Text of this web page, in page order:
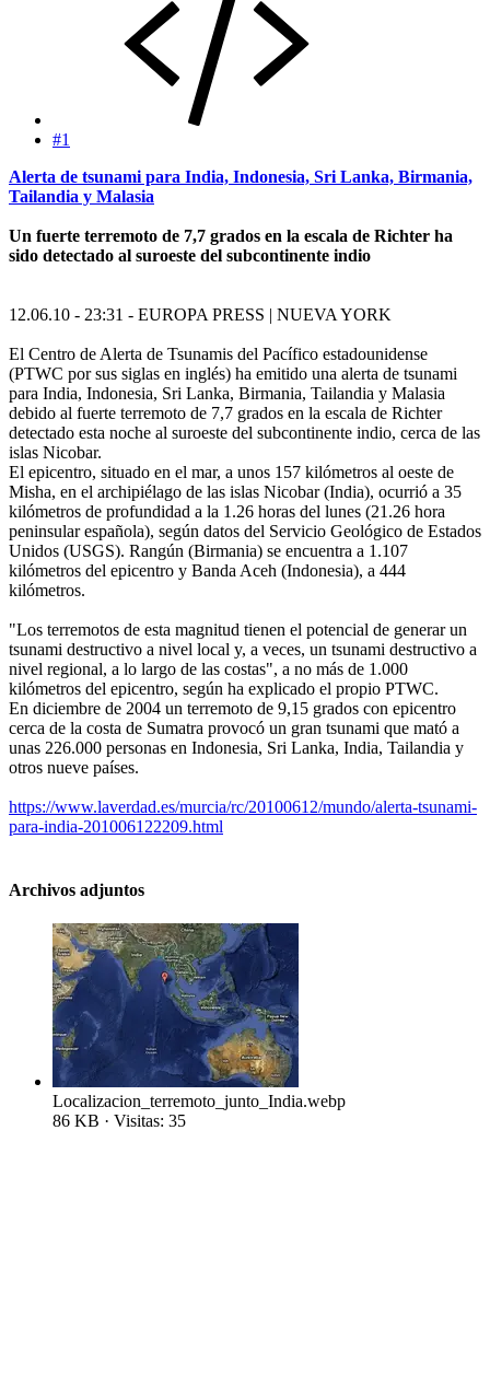
#1
Alerta de tsunami para India, Indonesia, Sri Lanka, Birmania,
Tailandia y Malasia
Un fuerte terremoto de 7,7 grados en la escala de Richter ha
sido detectado al suroeste del subcontinente indio
12.06.10 - 23:31 - EUROPA PRESS | NUEVA YORK
El Centro de Alerta de Tsunamis del Pacífico estadounidense
(PTWC por sus siglas en inglés) ha emitido una alerta de tsunami
para India, Indonesia, Sri Lanka, Birmania, Tailandia y Malasia
debido al fuerte terremoto de 7,7 grados en la escala de Richter
detectado esta noche al suroeste del subcontinente indio, cerca de las
islas Nicobar.
El epicentro, situado en el mar, a unos 157 kilómetros al oeste de
Misha, en el archipiélago de las islas Nicobar (India), ocurrió a 35
kilómetros de profundidad a la 1.26 horas del lunes (21.26 hora
peninsular española), según datos del Servicio Geológico de Estados
Unidos (USGS). Rangún (Birmania) se encuentra a 1.107
kilómetros del epicentro y Banda Aceh (Indonesia), a 444
kilómetros.
"Los terremotos de esta magnitud tienen el potencial de generar un
tsunami destructivo a nivel local y, a veces, un tsunami destructivo a
nivel regional, a lo largo de las costas", a no más de 1.000
kilómetros del epicentro, según ha explicado el propio PTWC.
En diciembre de 2004 un terremoto de 9,15 grados con epicentro
cerca de la costa de Sumatra provocó un gran tsunami que mató a
unas 226.000 personas en Indonesia, Sri Lanka, India, Tailandia y
otros nueve países.
https://www.laverdad.es/murcia/rc/20100612/mundo/alerta-tsunami-
para-india-201006122209.html
Archivos adjuntos
Localizacion_terremoto_junto_India.webp
86 KB · Visitas: 35